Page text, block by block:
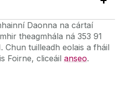
Daonna na cártaí
theagmhála ná 353 91
Chun tuilleadh eolais a fháil
Foirne, cliceáil anseo.